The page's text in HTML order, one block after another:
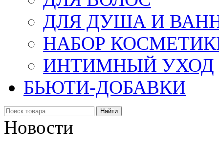
ДЛЯ ДУША И
НАБОР
ИНТИМНЫЙ УХОД
БЬЮТИ-ДОБАВКИ
Найти
Новости